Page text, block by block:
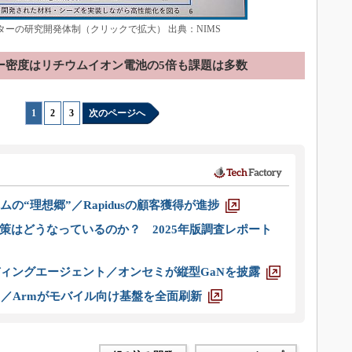
ーの研究開発体制（クリックで拡大） 出典：NIMS
密度はリチウムイオン電池の5倍も課題は多数
1 2 3 次のページへ
の“理想郷”／Rapidusの顧客獲得が進捗
はどうなっているのか？ 2025年版調査レポート
ングエージェント／オンセミが縦型GaNを披露
Armがモバイル向け基盤を全面刷新